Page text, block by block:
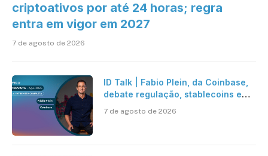
criptoativos por até 24 horas; regra
entra em vigor em 2027
7 de agosto de 2026
ID Talk | Fabio Plein, da Coinbase,
debate regulação, stablecoins e
7 de agosto de 2026